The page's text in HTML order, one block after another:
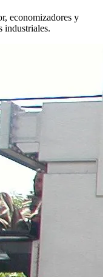
economizadores y
industriales.